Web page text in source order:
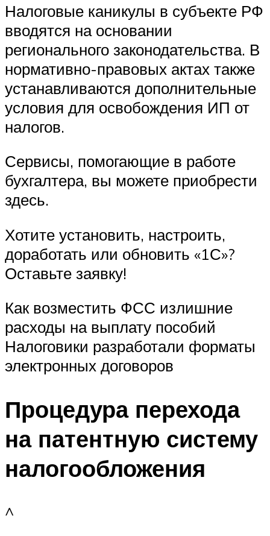
Налоговые каникулы в субъекте РФ
вводятся на основании
регионального законодательства. В
нормативно-правовых актах также
устанавливаются дополнительные
условия для освобождения ИП от
налогов.
Сервисы, помогающие в работе
бухгалтера, вы можете приобрести
здесь.
Хотите установить, настроить,
доработать или обновить «1С»?
Оставьте заявку!
Как возместить ФСС излишние
расходы на выплату пособий
Налоговики разработали форматы
электронных договоров
Процедура перехода
на патентную систему
налогообложения
^